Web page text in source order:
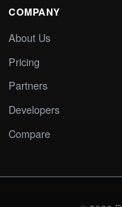
COMPANY
About Us
Pricing
Partners
Developers
Compare